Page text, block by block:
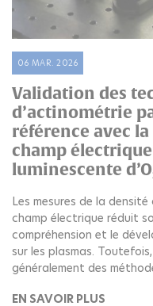
06 MAR. 2026
Validation des
d’actinométrie
référence avec la
champ
luminescente
Les mesures de la
champ électrique réduit
compréhension et le
sur les plasmas.
généralement des
EN SAVOIR PLUS